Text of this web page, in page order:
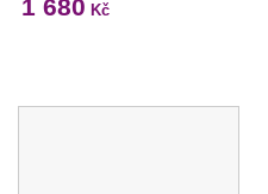
1 680 Kč